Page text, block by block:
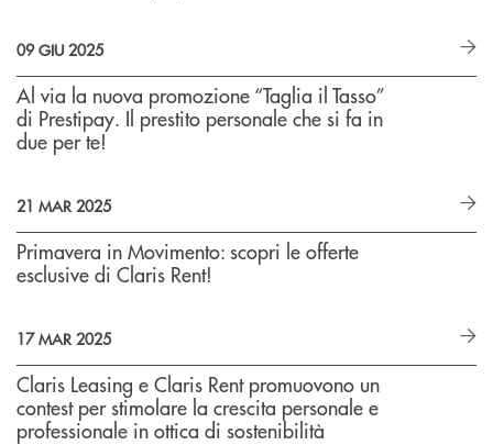
09 GIU 2025
Al via la nuova promozione “Taglia il Tasso”
di Prestipay. Il prestito personale che si fa in
due per te!
21 MAR 2025
Primavera in Movimento: scopri le offerte
esclusive di Claris Rent!
17 MAR 2025
Claris Leasing e Claris Rent promuovono un
contest per stimolare la crescita personale e
professionale in ottica di sostenibilità